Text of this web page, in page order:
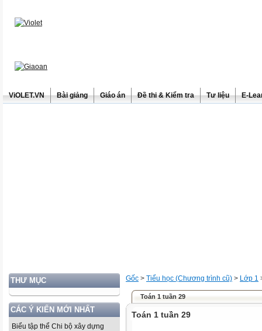
ViOLET.VN Bài giảng Giáo án Đề thi & Kiểm tra Tư liệu E-
THƯ MỤC
CÁC Ý KIẾN MỚI NHẤT
Biểu tập thể Chi bộ xây dựng
Gốc > Tiểu học (Chương trình cũ) > Lớp 1
Toán 1 tuần 29
Toán 1 tuần 29